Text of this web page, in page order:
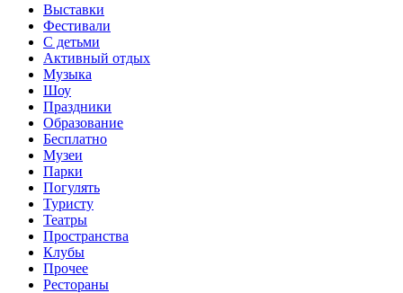
Выставки
Фестивали
С детьми
Активный отдых
Музыка
Шоу
Праздники
Образование
Бесплатно
Музеи
Парки
Погулять
Туристу
Театры
Пространства
Клубы
Прочее
Рестораны